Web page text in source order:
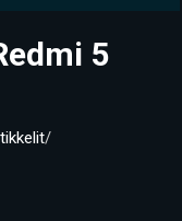
5
/